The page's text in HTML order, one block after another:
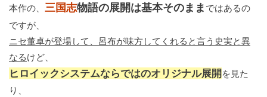
本作の、 三国志物語の展開は基本そのまま ではあるの
ですが、
ニセ董卓が登場して、呂布が味方してくれると言う史実と異
なるけど、
ヒロイックシステムならではのオリジナル展開 を見た
り、